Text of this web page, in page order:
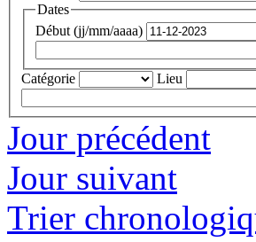
Dates
Début (jj/mm/aaaa)
Catégorie
Lieu
Jour précédent
Jour suivant
Trier